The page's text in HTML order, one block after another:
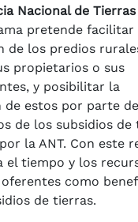
Nacional de
pretende facilitar
de los predios
propietarios o sus
y posibilitar la
de estos por parte
de los subsidios de
la ANT. Con este
el tiempo y los
como
de tierras.